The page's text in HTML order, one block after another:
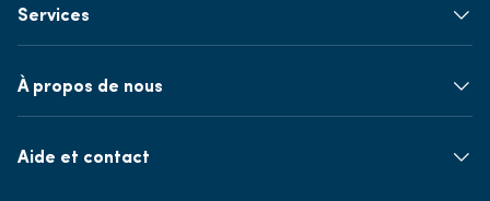
Services
À propos de nous
Aide et contact